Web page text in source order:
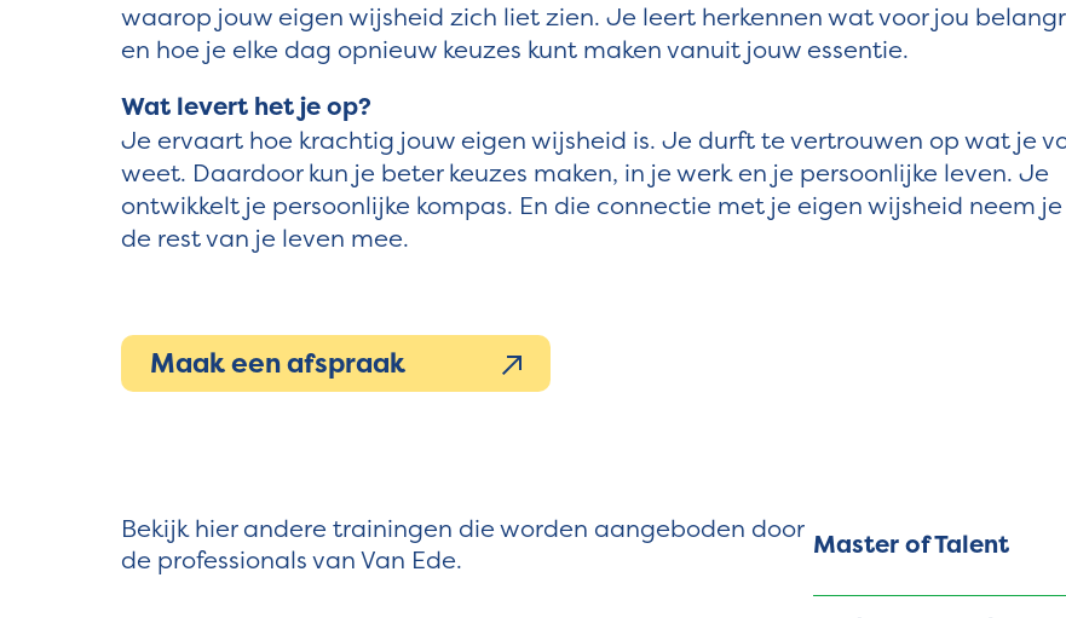
waarop jouw eigen wijsheid zich liet zien. Je leert herkennen wat voor jou
en hoe je elke dag opnieuw keuzes kunt maken vanuit jouw essentie.
Wat levert het je op?
Je ervaart hoe krachtig jouw eigen wijsheid is. Je durft te vertrouwen op wat je
weet. Daardoor kun je beter keuzes maken, in je werk en je persoonlijke leven. Je
ontwikkelt je persoonlijke kompas. En die connectie met je eigen wijsheid neem je
de rest van je leven mee.
Maak een afspraak
Bekijk hier andere trainingen die worden aangeboden door
de professionals van Van Ede.
Master of Talent
Jij wilt je talent in